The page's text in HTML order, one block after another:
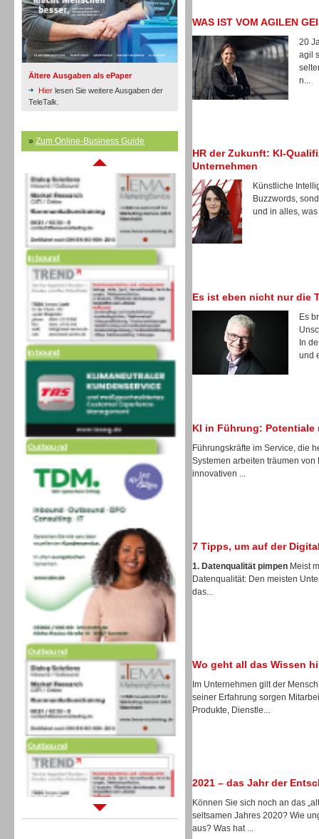
Ältere Ausgaben als ePaper
Hier lesen Sie weitere Ausgaben der
TeleTalk.
» Zum Online-Business Guide
Inbound
Inbound
Inbound
Outbound
Outbound
Outbound
Sprachdialogsysteme u. Ki/
WAS IST VOM AGILEN
20
agil
n...
HR der Zukunft: KI-
Unternehmen
Künstliche
Buzzwords,
und in alles,
Es ist eben nicht nur die
Es
In
und
KI in Führung:
Führungskräfte im Service, die
Systemen arbeiten träumen
innovativen ...
7 Tipps, um auf der
1. Datenqualität pimpen Meist
Datenqualität: Den meisten
das...
Wo geht all das Wissen
Im Unternehmen gilt der
seiner Erfahrung sorgen
Produkte, Dienstle...
2021 – das Jahr der
Können Sie sich noch an das
seltsamen Jahres 2020? Wie
aus? Was hat ...